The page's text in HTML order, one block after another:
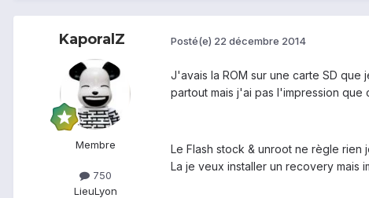
KaporalZ
Membre
750
LieuLyon
Posté(e) 22 décembre 2014
J'avais la ROM sur une carte SD
partout mais j'ai pas l'impression que
Le Flash stock & unroot ne règle rien
La je veux installer un recovery mais